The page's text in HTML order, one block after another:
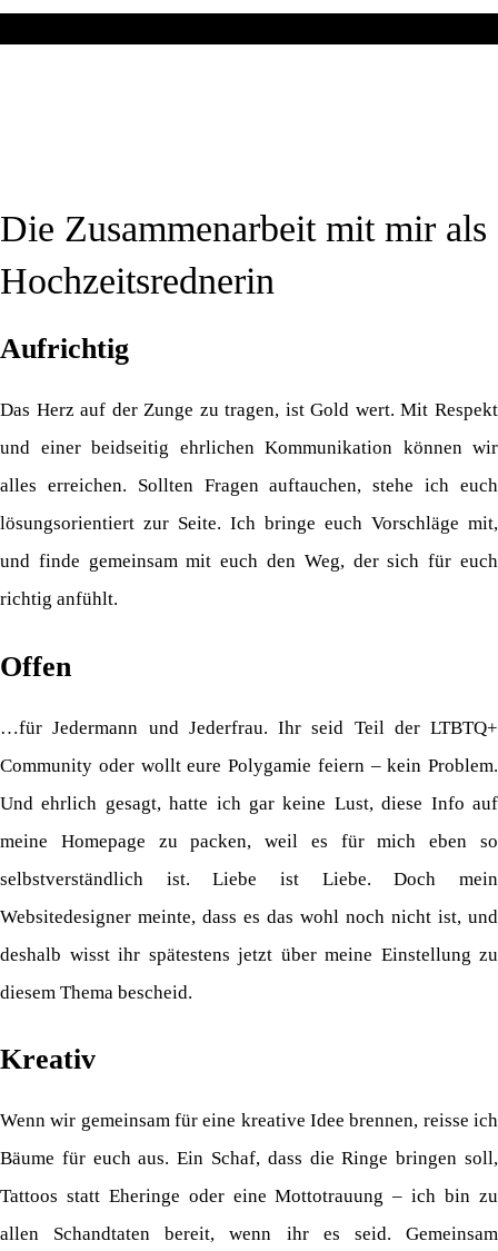
Die Zusammenarbeit mit mir als
Hochzeitsrednerin
Aufrichtig
Das Herz auf der Zunge zu tragen, ist Gold wert. Mit Respekt
und einer beidseitig ehrlichen Kommunikation können wir
alles erreichen. Sollten Fragen auftauchen, stehe ich euch
lösungsorientiert zur Seite. Ich bringe euch Vorschläge mit,
und finde gemeinsam mit euch den Weg, der sich für euch
richtig anfühlt.
Offen
…für Jedermann und Jederfrau. Ihr seid Teil der LTBTQ+
Community oder wollt eure Polygamie feiern – kein Problem.
Und ehrlich gesagt, hatte ich gar keine Lust, diese Info auf
meine Homepage zu packen, weil es für mich eben so
selbstverständlich ist. Liebe ist Liebe. Doch mein
Websitedesigner meinte, dass es das wohl noch nicht ist, und
deshalb wisst ihr spätestens jetzt über meine Einstellung zu
diesem Thema bescheid.
Kreativ
Wenn wir gemeinsam für eine kreative Idee brennen, reisse ich
Bäume für euch aus. Ein Schaf, dass die Ringe bringen soll,
Tattoos statt Eheringe oder eine Mottotrauung – ich bin zu
allen Schandtaten bereit, wenn ihr es seid. Gemeinsam